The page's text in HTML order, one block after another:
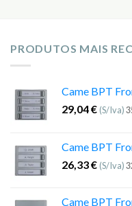
PRODUTOS MAIS
Came BPT
29,04€ (S/Iva)
Came BPT
26,33€ (S/Iva)
Came BPT